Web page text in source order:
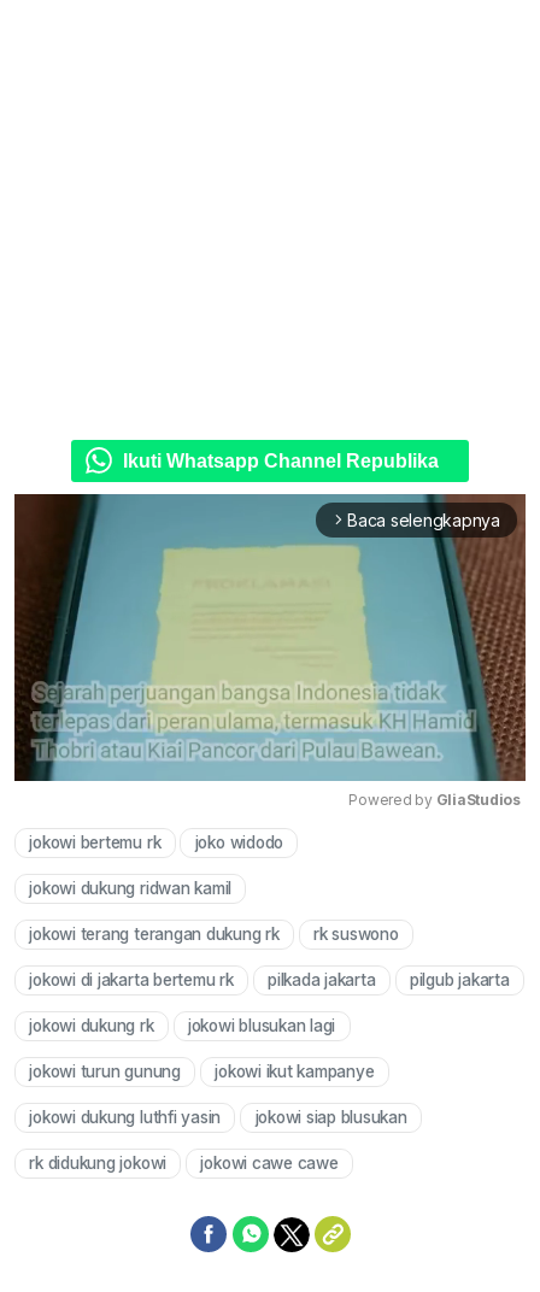
Ikuti Whatsapp Channel Republika
arrow_forward_ios Baca selengkapnya
Powered by GliaStudios
jokowi bertemu rk joko widodo
jokowi dukung ridwan kamil
jokowi terang terangan dukung rk rk suswono
jokowi di jakarta bertemu rk pilkada jakarta pilgub jakarta
jokowi dukung rk jokowi blusukan lagi
jokowi turun gunung jokowi ikut kampanye
jokowi dukung luthfi yasin jokowi siap blusukan
rk didukung jokowi jokowi cawe cawe